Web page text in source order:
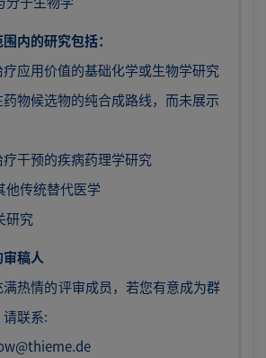
内的研究包括：
应用价值的基础化学或生物学研究
物候选物的纯合成路线，而未展示
干预的疾病药理学研究
他传统替代医学
研究
稿人
热情的评审成员，若您有意成为群
联系: